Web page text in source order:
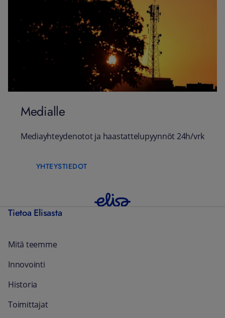
Medialle
Mediayhteydenotot ja haastattelupyynnöt 24h/vrk
YHTEYSTIEDOT
Tietoa Elisasta
Mitä teemme
Innovointi
Historia
Toimittajat